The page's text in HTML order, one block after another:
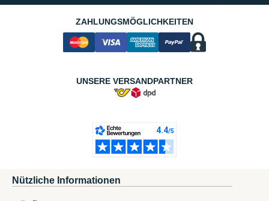
ZAHLUNGSMÖGLICHKEITEN
UNSERE VERSANDPARTNER
Nützliche Informationen